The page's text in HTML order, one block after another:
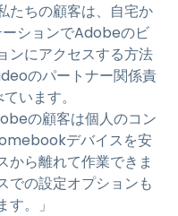
たちの顧客は、自宅か
ションでAdobeのビ
ンにアクセスする方法
のパートナー関係責
います。
の顧客は個人のコン
デバイスを安
から離れて作業できま
の設定オプションも
。」